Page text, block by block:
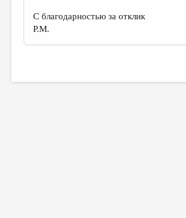
С благодарностью за отклик
Р.М.